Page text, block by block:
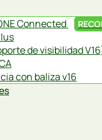
Connected
de visibilidad
con baliza v16